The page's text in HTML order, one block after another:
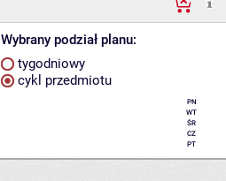
Wybrany podział planu:
tygodniowy
cykl przedmiotu
PN
WT
ŚR
CZ
PT